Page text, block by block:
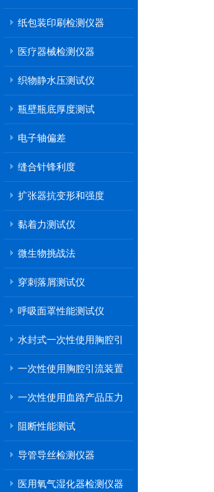
纸包装印刷检测仪器
医疗器械检测仪器
织物静水压测试仪
瓶壁瓶底厚度测试
电子轴偏差
缝合针锋利度
扩张器抗变形和强度
黏着力测试仪
微生物挑战法
穿刺落屑测试仪
呼吸面罩性能测试仪
水封式一次性使用胸腔引
一次性使用胸腔引流装置
一次性使用血路产品压力
阻断性能测试
导管导丝检测仪器
医用氧气湿化器检测仪器